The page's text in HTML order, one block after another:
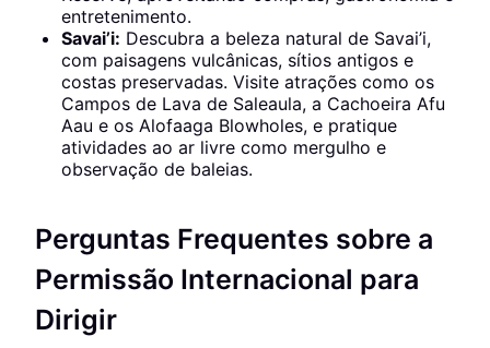
entretenimento.
Savai’i: Descubra a beleza natural de Savai’i,
com paisagens vulcânicas, sítios antigos e
costas preservadas. Visite atrações como os
Campos de Lava de Saleaula, a Cachoeira Afu
Aau e os Alofaaga Blowholes, e pratique
atividades ao ar livre como mergulho e
observação de baleias.
Perguntas Frequentes sobre a
Permissão Internacional para
Dirigir